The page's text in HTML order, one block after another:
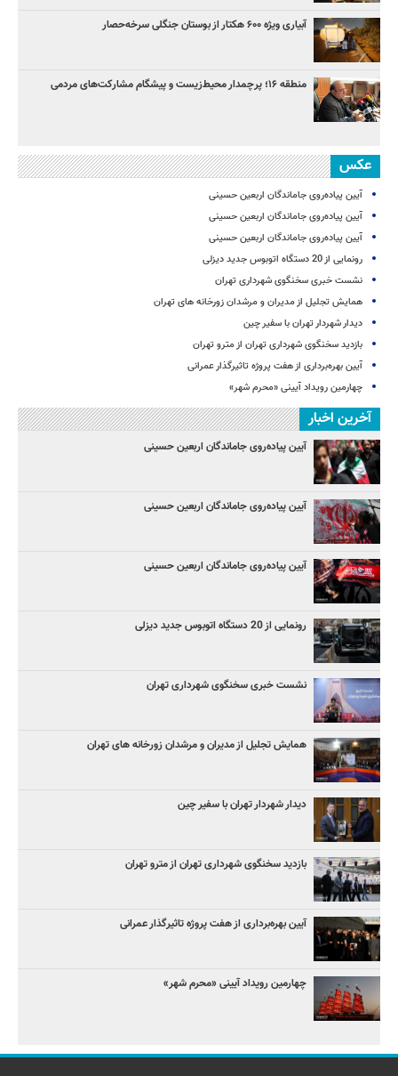
آبیاری ویژه ۶۰۰ هکتار از بوستان جنگلی سرخه‌حصار
منطقه ۱۶؛ پرچمدار محیط‌زیست و پیشگام مشارکت‌های مردمی
عکس
آیین پیاده‌روی جاماندگان اربعین حسینی
آیین پیاده‌روی جاماندگان اربعین حسینی
آیین پیاده‌روی جاماندگان اربعین حسینی
رونمایی از 20 دستگاه اتوبوس جدید دیزلی
نشست خبری سخنگوی شهرداری تهران
همایش تجلیل از مدیران و مرشدان زورخانه های تهران
دیدار شهردار تهران با سفیر چین
بازدید سخنگوی شهرداری تهران از مترو تهران
آیین‌ بهره‌برداری از هفت پروژه تاثیرگذار عمرانی
چهارمین رویداد آیینی «محرم شهر»
آخرین اخبار
آیین پیاده‌روی جاماندگان اربعین حسینی
آیین پیاده‌روی جاماندگان اربعین حسینی
آیین پیاده‌روی جاماندگان اربعین حسینی
رونمایی از 20 دستگاه اتوبوس جدید دیزلی
نشست خبری سخنگوی شهرداری تهران
همایش تجلیل از مدیران و مرشدان زورخانه های تهران
دیدار شهردار تهران با سفیر چین
بازدید سخنگوی شهرداری تهران از مترو تهران
آیین‌ بهره‌برداری از هفت پروژه تاثیرگذار عمرانی
چهارمین رویداد آیینی «محرم شهر»